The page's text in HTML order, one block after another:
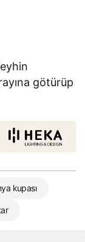
götürüp
kupası